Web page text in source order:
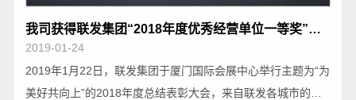
我司获得联发集团“2018年度优秀经营单位一等奖”的殊荣
2019-01-24
2019年1月22日，联发集团于厦门国际会展中心举行主题为“为
美好共向上”的2018年度总结表彰大会，来自联发各城市的干